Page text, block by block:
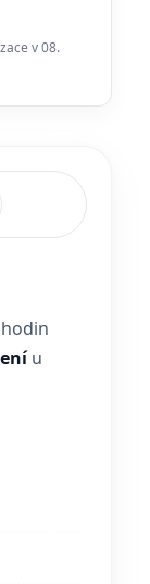
v 08.
u